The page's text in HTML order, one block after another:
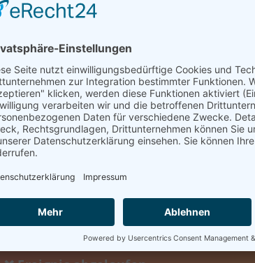
sich professionell und ohne Unterstützung von
Methode schaffen Sie Struktur in ihren
Lösungsansätze für ihre berufliche Praxis.
ihre Qualität stetig weiter.
Beratung als Bestandteil in ihrer beruflichen
einer Beratung sowie eine Einführung in die
Themen aus ihrem Team erproben und
einer kollegialen Beratung